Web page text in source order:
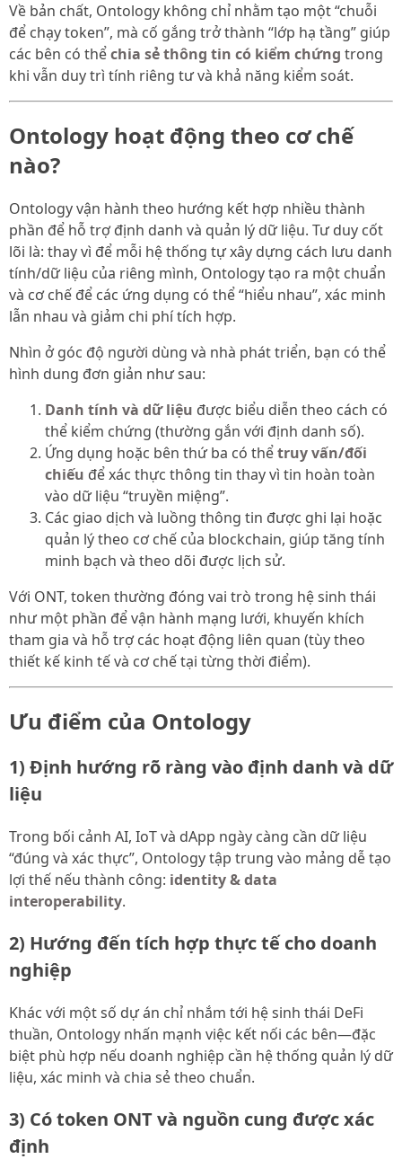
Về bản chất, Ontology không chỉ nhằm tạo một “chuỗi
để chạy token”, mà cố gắng trở thành “lớp hạ tầng” giúp
các bên có thểchia sẻ thông tin có kiểm chứng trong
khi vẫn duy trì tính riêng tư và khả năng kiểm soát.
Ontology hoạt động theo cơ chế
nào?
Ontology vận hành theo hướng kết hợp nhiều thành
phần để hỗ trợ định danh và quản lý dữ liệu. Tư duy cốt
lõi là: thay vì để mỗi hệ thống tự xây dựng cách lưu danh
tính/dữ liệu của riêng mình, Ontology tạo ra một chuẩn
và cơ chế để các ứng dụng có thể “hiểu nhau”, xác minh
lẫn nhau và giảm chi phí tích hợp.
Nhìn ở góc độ người dùng và nhà phát triển, bạn có thể
hình dung đơn giản như sau:
Danh tính và dữ liệu được biểu diễn theo cách có
thể kiểm chứng (thường gắn với định danh số).
Ứng dụng hoặc bên thứ ba có thểtruy vấn/đối
chiếu để xác thực thông tin thay vì tin hoàn toàn
vào dữ liệu “truyền miệng”.
Các giao dịch và luồng thông tin được ghi lại hoặc
quản lý theo cơ chế của blockchain, giúp tăng tính
minh bạch và theo dõi được lịch sử.
Với ONT, token thường đóng vai trò trong hệ sinh thái
như một phần để vận hành mạng lưới, khuyến khích
tham gia và hỗ trợ các hoạt động liên quan (tùy theo
thiết kế kinh tế và cơ chế tại từng thời điểm).
Ưu điểm của Ontology
1) Định hướng rõ ràng vào định danh và dữ
liệu
Trong bối cảnh AI, IoT và dApp ngày càng cần dữ liệu
“đúng và xác thực”, Ontology tập trung vào mảng dễ tạo
lợi thế nếu thành công: identity & data
interoperability.
2) Hướng đến tích hợp thực tế cho doanh
nghiệp
Khác với một số dự án chỉ nhắm tới hệ sinh thái DeFi
thuần, Ontology nhấn mạnh việc kết nối các bên—đặc
biệt phù hợp nếu doanh nghiệp cần hệ thống quản lý dữ
liệu, xác minh và chia sẻ theo chuẩn.
3) Có token ONT và nguồn cung được xác
định